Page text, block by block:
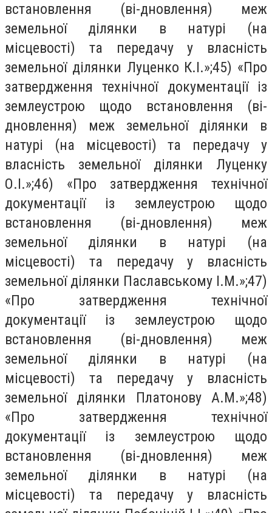
встановлення (ві-дновлення) меж
земельної ділянки в натурі (на
місцевості) та передачу у власність
земельної ділянки Луценко К.І.»;45) «Про
затвердження технічної документації із
землеустрою щодо встановлення (ві-
дновлення) меж земельної ділянки в
натурі (на місцевості) та передачу у
власність земельної ділянки Луценку
О.І.»;46) «Про затвердження технічної
документації із землеустрою щодо
встановлення (ві-дновлення) меж
земельної ділянки в натурі (на
місцевості) та передачу у власність
земельної ділянки Паславському І.М.»;47)
«Про затвердження технічної
документації із землеустрою щодо
встановлення (ві-дновлення) меж
земельної ділянки в натурі (на
місцевості) та передачу у власність
земельної ділянки Платонову А.М.»;48)
«Про затвердження технічної
документації із землеустрою щодо
встановлення (ві-дновлення) меж
земельної ділянки в натурі (на
місцевості) та передачу у власність